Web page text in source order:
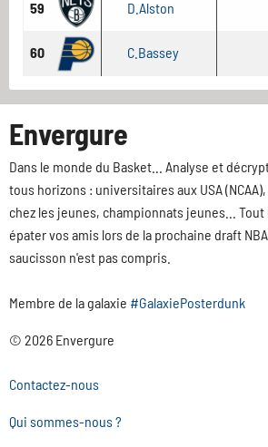
59 D.Alston
60 C.Bassey
Envergure
Dans le monde du Basket... Analyse et
tous horizons : universitaires aux USA
chez les jeunes, championnats jeunes...
épater vos amis lors de la prochaine draft
saucisson n'est pas compris.
Membre de la galaxie #GalaxiePosterdunk
© 2026 Envergure
Contactez-nous
Qui sommes-nous ?